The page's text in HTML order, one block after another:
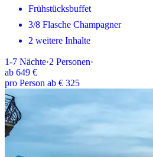
Frühstücksbuffet
3/8 Flasche Champagner
2 weitere Inhalte
1-7 Nächte·2 Personen·
ab 649 €
pro Person ab € 325